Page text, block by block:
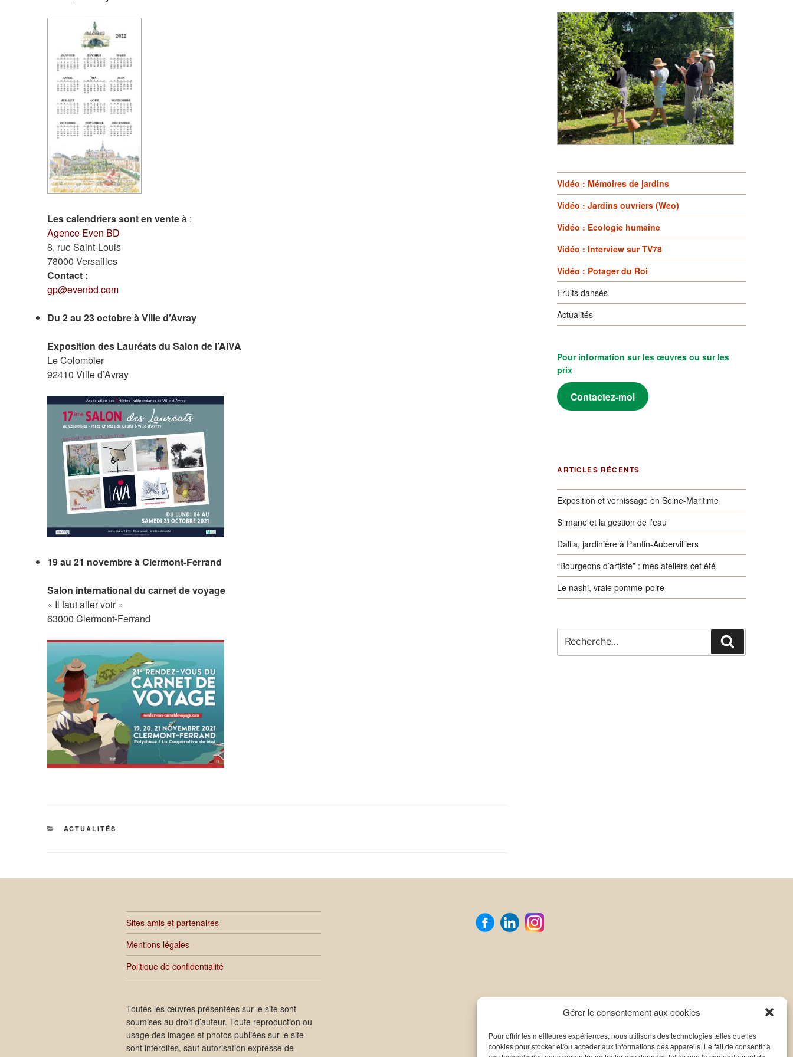
Gérer le consentement aux cookies
Pour offrir les meilleures expériences, nous utilisons des technologies telles que les
cookies pour stocker et/ou accéder aux informations des appareils. Le fait de consentir à
Les calendriers sont en venteà :
Agence Even BD
8, rue Saint-Louis
78000 Versailles
Contact :
gp@evenbd.com
Du 2 au 23 octobre à Ville d’Avray
Exposition des Lauréats du Salon de l’AIVA
Le Colombier
92410 Ville d’Avray
19 au 21 novembre à Clermont-Ferrand
Salon international du carnet de voyage
« Il faut aller voir »
63000 Clermont-Ferrand
CATÉGORIES
ACTUALITÉS
Vidéo : Mémoires de jardins
Vidéo : Jardins ouvriers (Weo)
Vidéo : Ecologie humaine
Vidéo : Interview sur TV78
Vidéo : Potager du Roi
Fruits dansés
Actualités
Pour information sur les œuvres ou sur les
prix
Contactez-moi
ARTICLES RÉCENTS
Exposition et vernissage en Seine-Maritime
Slimane et la gestion de l’eau
Dalila, jardinière à Pantin-Aubervilliers
“Bourgeons d’artiste” : mes ateliers cet été
Le nashi, vraie pomme-poire
pour
:
Sites amis et partenaires
Mentions légales
Politique de confidentialité
Toutes les œuvres présentées sur le site sont
soumises au droit d’auteur. Toute reproduction ou
usage des images et photos publiées sur le site
sont interdites, sauf autorisation expresse de